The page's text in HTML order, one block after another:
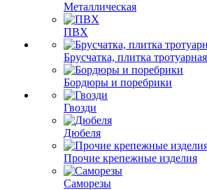
Металлическая
ПВХ
Брусчатка, плитка тротуарная
Бордюры и поребрики
Гвозди
Дюбеля
Прочие крепежные изделия
Саморезы